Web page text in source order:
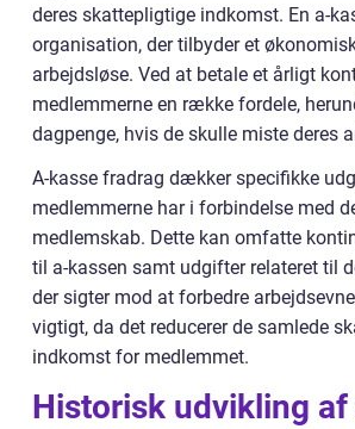
deres skattepligtige indkomst. En a-
organisation, der tilbyder et
arbejdsløse. Ved at betale et årligt
medlemmerne en række fordele,
dagpenge, hvis de skulle miste deres
A-kasse fradrag dækker specifikke
medlemmerne har i forbindelse med
medlemskab. Dette kan omfatte
til a-kassen samt udgifter relateret til
der sigter mod at forbedre
vigtigt, da det reducerer de samlede
indkomst for medlemmet.
Historisk udvikling af